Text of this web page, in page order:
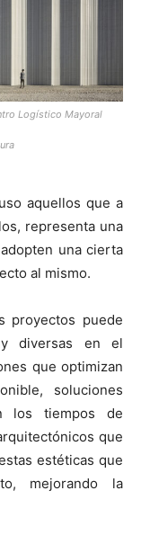
Logístico Mayoral
aquellos que a
representa una
una cierta
al mismo.
proyectos puede
diversas en el
que optimizan
soluciones
los tiempos de
que
estéticas que
mejorando la